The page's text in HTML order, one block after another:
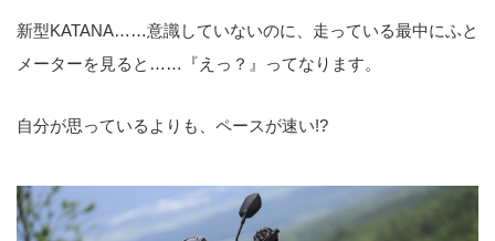
新型KATANA……意識していないのに、走っている最中にふと
メーターを見ると……『えっ？』ってなります。
自分が思っているよりも、ペースが速い!?